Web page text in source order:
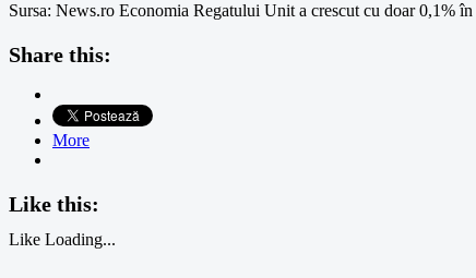
Sursa: News.ro Economia Regatului Unit a crescut cu doar 0,1%
Share this:
More
Like this:
Like Loading...